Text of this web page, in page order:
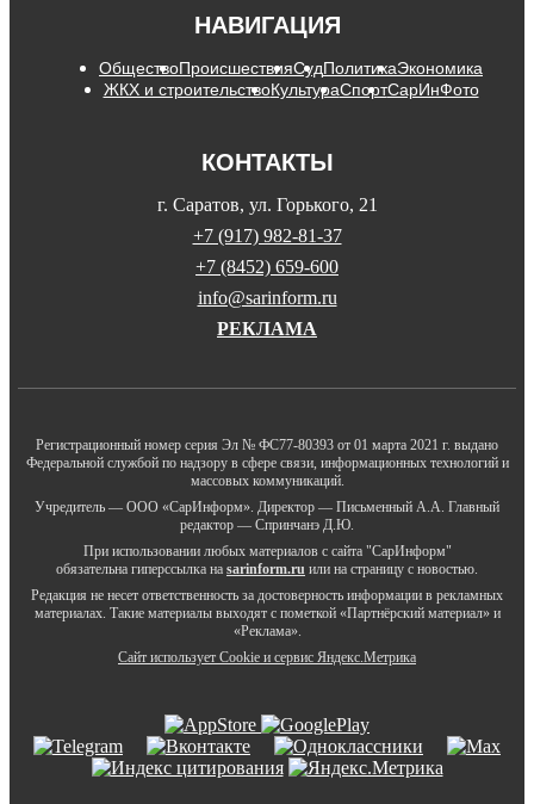
НАВИГАЦИЯ
ОбществоПроисшествияСудПолитикаЭкономика
ЖКХ и строительствоКультураСпортСарИнФото
КОНТАКТЫ
г. Саратов, ул. Горького, 21
+7 (917) 982-81-37
+7 (8452) 659-600
info@sarinform.ru
РЕКЛАМА
Регистрационный номер серия Эл № ФС77-80393 от 01 марта 2021 г. выдано
Федеральной службой по надзору в сфере связи, информационных технологий и
массовых коммуникаций.
Учредитель — ООО «СарИнформ». Директор — Письменный А.А. Главный
редактор — Спринчанэ Д.Ю.
При использовании любых материалов с сайта "СарИнформ"
обязательна гиперссылка на sarinform.ru или на страницу с новостью.
Редакция не несет ответственность за достоверность информации в рекламных
материалах. Такие материалы выходят с пометкой «Партнёрский материал» и
«Реклама».
Сайт использует Cookie и сервиc Яндекс.Метрика